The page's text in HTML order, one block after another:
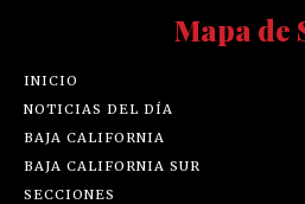
Mapa de
INICIO
NOTICIAS DEL DÍA
BAJA CALIFORNIA
BAJA CALIFORNIA SUR
SECCIONES